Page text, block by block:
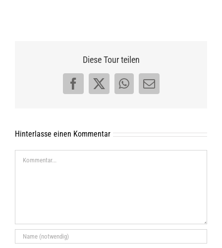
Diese Tour teilen
Facebook
X WhatsApp
E-
Hinterlasse einen Kommentar
Kommentar